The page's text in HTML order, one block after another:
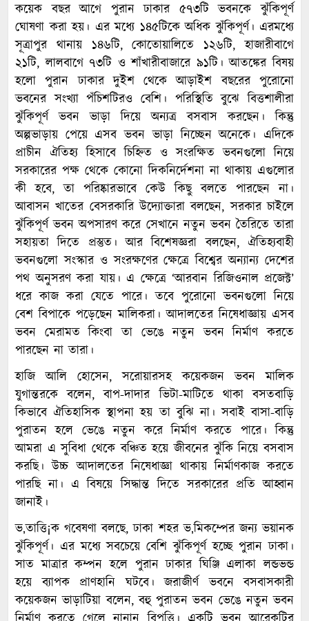
কয়েক বছর আগে পুরান ঢাকার ৫৭৩টি ভবনকে ঝুঁকিপূর্ণ
ঘোষণা করা হয়। এর মধ্যে ১৪৫টিকে অধিক ঝুঁকিপূর্ণ। এরমধ্যে
সূত্রাপুর থানায় ১৪৬টি, কোতোয়ালিতে ১২৬টি, হাজারীবাগে
২১টি, লালবাগে ৭৩টি ও শাঁখারীবাজারে ৯১টি। আতঙ্কের বিষয়
হলো পুরান ঢাকার দুইশ থেকে আড়াইশ বছরের পুরোনো
ভবনের সংখ্যা পঁচিশটিরও বেশি। পরিস্থিতি বুঝে বিত্তশালীরা
ঝুঁকিপূর্ণ ভবন ভাড়া দিয়ে অন্যত্র বসবাস করছেন। কিন্তু
অল্পভাড়ায় পেয়ে এসব ভবন ভাড়া নিচ্ছেন অনেকে। এদিকে
প্রাচীন ঐতিহ্য হিসাবে চিহ্নিত ও সংরক্ষিত ভবনগুলো নিয়ে
সরকারের পক্ষ থেকে কোনো দিকনির্দেশনা না থাকায় এগুলোর
কী হবে, তা পরিষ্কারভাবে কেউ কিছু বলতে পারছেন না।
আবাসন খাতের বেসরকারি উদ্যোক্তারা বলছেন, সরকার চাইলে
ঝুঁকিপূর্ণ ভবন অপসারণ করে সেখানে নতুন ভবন তৈরিতে তারা
সহায়তা দিতে প্রস্তুত। আর বিশেষজ্ঞরা বলছেন, ঐতিহ্যবাহী
ভবনগুলো সংস্কার ও সংরক্ষণের ক্ষেত্রে বিশ্বের অন্যান্য দেশের
পথ অনুসরণ করা যায়। এ ক্ষেত্রে ‘আরবান রিজিওনাল প্রজেক্ট’
ধরে কাজ করা যেতে পারে। তবে পুরোনো ভবনগুলো নিয়ে
বেশ বিপাকে পড়েছেন মালিকরা। আদালতের নিষেধাজ্ঞায় এসব
ভবন মেরামত কিংবা তা ভেঙে নতুন ভবন নির্মাণ করতে
পারছেন না তারা।
হাজি আলি হোসেন, সরোয়ারসহ কয়েকজন ভবন মালিক
যুগান্তরকে বলেন, বাপ-দাদার ভিটা-মাটিতে থাকা বসতবাড়ি
কিভাবে ঐতিহাসিক স্থাপনা হয় তা বুঝি না। সবাই বাসা-বাড়ি
পুরাতন হলে ভেঙে নতুন করে নির্মাণ করতে পারে। কিন্তু
আমরা এ সুবিধা থেকে বঞ্চিত হয়ে জীবনের ঝুঁকি নিয়ে বসবাস
করছি। উচ্চ আদালতের নিষেধাজ্ঞা থাকায় নির্মাণকাজ করতে
পারছি না। এ বিষয়ে সিদ্ধান্ত দিতে সরকারের প্রতি আহ্বান
জানাই।
ভ‚তাত্তি¡ক গবেষণা বলছে, ঢাকা শহর ভ‚মিকম্পের জন্য ভয়ানক
ঝুঁকিপূর্ণ। এর মধ্যে সবচেয়ে বেশি ঝুঁকিপূর্ণ হচ্ছে পুরান ঢাকা।
সাত মাত্রার কম্পন হলে পুরান ঢাকার ঘিঞ্জি এলাকা লন্ডভন্ড
হয়ে ব্যাপক প্রাণহানি ঘটবে। জরাজীর্ণ ভবনে বসবাসকারী
কয়েকজন ভাড়াটিয়া বলেন, বহু পুরাতন ভবন ভেঙে নতুন ভবন